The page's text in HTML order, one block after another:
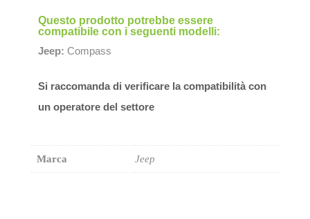
Questo prodotto potrebbe essere
compatibile con i seguenti modelli:
Jeep: Compass
Si raccomanda di verificare la compatibilità con
un operatore del settore
Marca Jeep